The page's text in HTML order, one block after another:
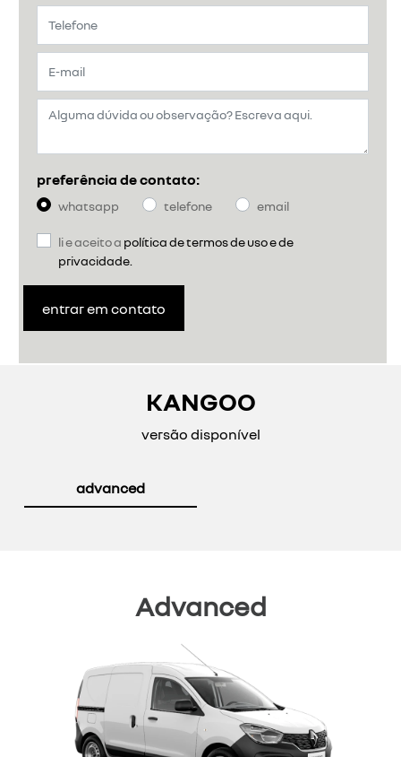
preferência de contato:
whatsapp telefone email
li e aceito a política de termos de uso e de
privacidade.
entrar em contato
KANGOO
versão disponível
advanced
Advanced